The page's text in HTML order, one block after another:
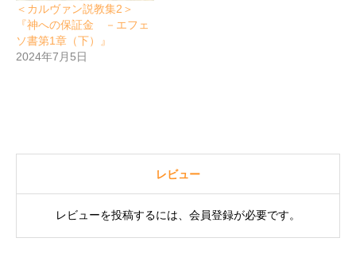
＜カルヴァン説教集2＞
『神への保証金 －エフェ
ソ書第1章（下）』
2024年7月5日
レビュー
レビューを投稿するには、会員登録が必要です。